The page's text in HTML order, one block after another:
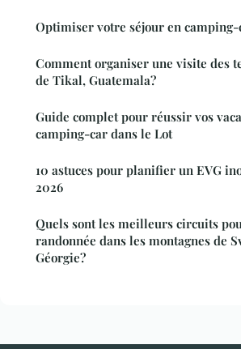
Optimiser votre séjour en camping-
Comment organiser une visite des
de Tikal, Guatemala?
Guide complet pour réussir vos
camping-car dans le Lot
10 astuces pour planifier un EVG
2026
Quels sont les meilleurs circuits
randonnée dans les montagnes de
Géorgie?